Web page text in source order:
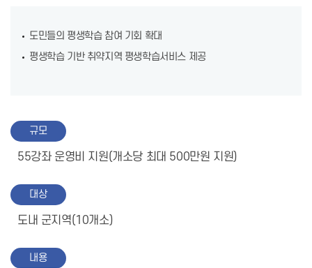
도민들의 평생학습 참여 기회 확대
평생학습 기반 취약지역 평생학습서비스 제공
규모
55강좌 운영비 지원(개소당 최대 500만원 지원)
대상
도내 군지역(10개소)
내용